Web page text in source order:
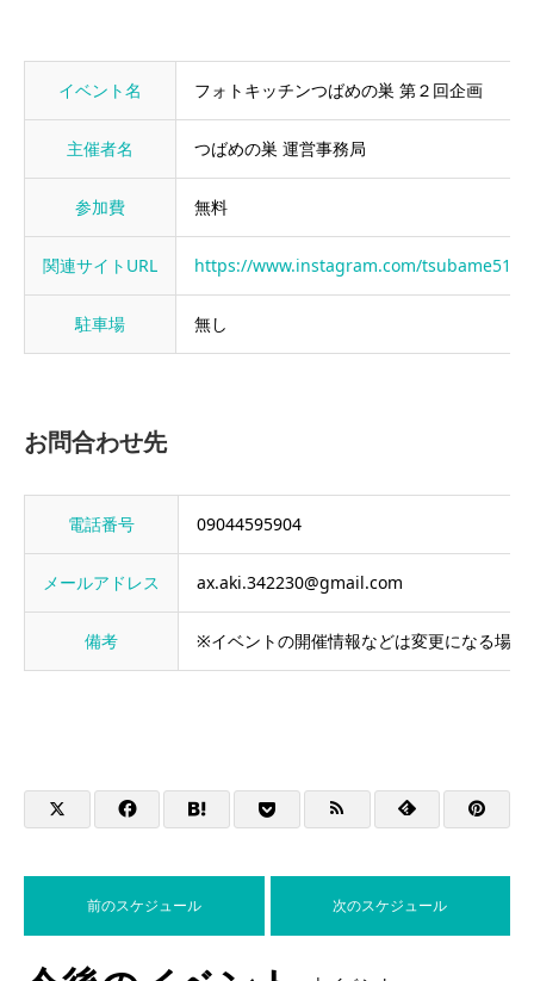
イベント名 フォトキッチンつばめの巣 第２回企画
主催者名 つばめの巣 運営事務局
参加費 無料
関連サイトURL https://www.instagram.com/
駐車場 無し
お問合わせ先
電話番号 09044595904
メールアドレス ax.aki.342230@gmail.com
備考 ※イベントの開催情報などは変更になる場
前のスケジュール 次のスケジュール